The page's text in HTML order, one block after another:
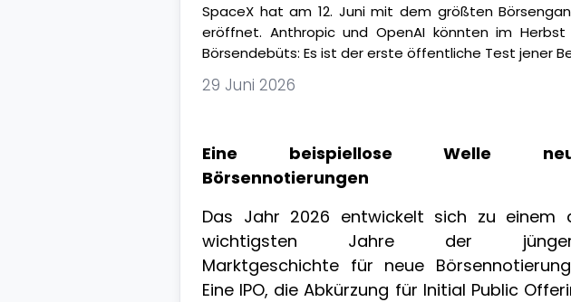
SpaceX hat am 12. Juni mit dem größten
eröffnet. Anthropic und OpenAI könnten im
Börsendebüts: Es ist der erste öffentliche Test jener
29 Juni 2026
Eine beispiellose Welle
Börsennotierungen
Das Jahr 2026 entwickelt sich zu einem
wichtigsten Jahre der
Marktgeschichte für neue
Eine IPO, die Abkürzung für Initial Public